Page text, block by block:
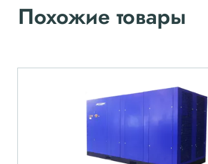
Похожие товары